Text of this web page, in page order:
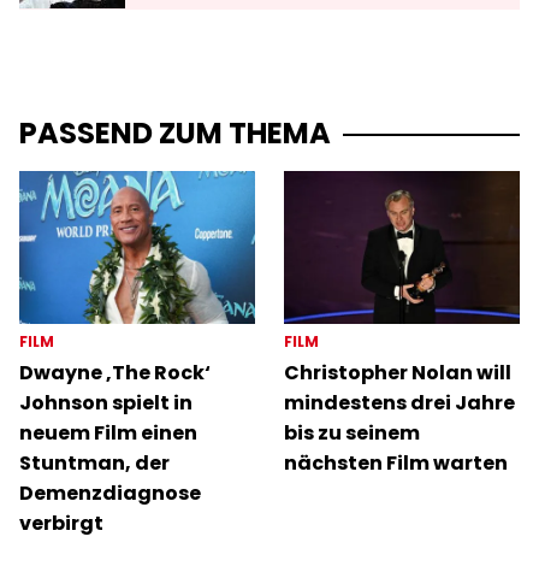
PASSEND ZUM THEMA
FILM
Dwayne ‚The Rock‘
Johnson spielt in
neuem Film einen
Stuntman, der
Demenzdiagnose
verbirgt
FILM
Christopher Nolan will
mindestens drei Jahre
bis zu seinem
nächsten Film warten